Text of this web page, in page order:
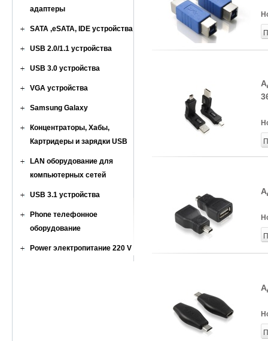
адаптеры
SATA ,eSATA, IDE устройства
USB 2.0/1.1 устройства
USB 3.0 устройства
VGA устройства
Samsung Galaxy
Концентраторы, Хабы,
Картридеры и зарядки USB
LAN оборудование для
компьютерных сетей
USB 3.1 устройства
Phone телефонное
оборудование
Power электропитание 220 V